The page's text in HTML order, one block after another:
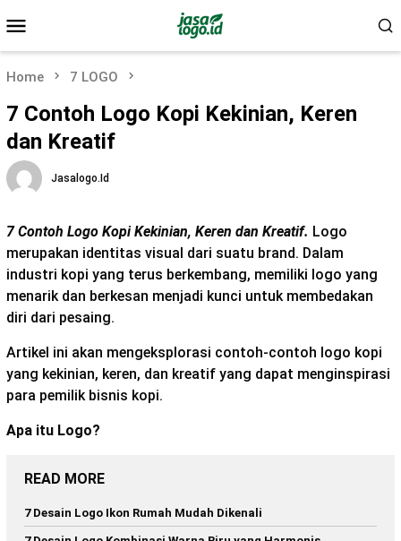
to
contentMenu
Home 7 LOGO
7 Contoh Logo Kopi Kekinian, Keren
dan Kreatif
Jasalogo.id
7 Contoh Logo Kopi Kekinian, Keren dan Kreatif. Logo
merupakan identitas visual dari suatu brand. Dalam
industri kopi yang terus berkembang, memiliki logo yang
menarik dan berkesan menjadi kunci untuk membedakan
diri dari pesaing.
Artikel ini akan mengeksplorasi contoh-contoh logo kopi
yang kekinian, keren, dan kreatif yang dapat menginspirasi
para pemilik bisnis kopi.
Apa itu Logo?
READ MORE
7 Desain Logo Ikon Rumah Mudah Dikenali